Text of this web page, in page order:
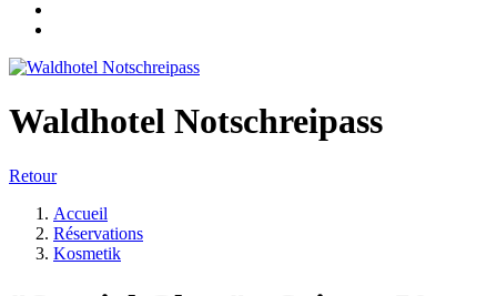
Waldhotel Notschreipass
Retour
Accueil
Réservations
Kosmetik